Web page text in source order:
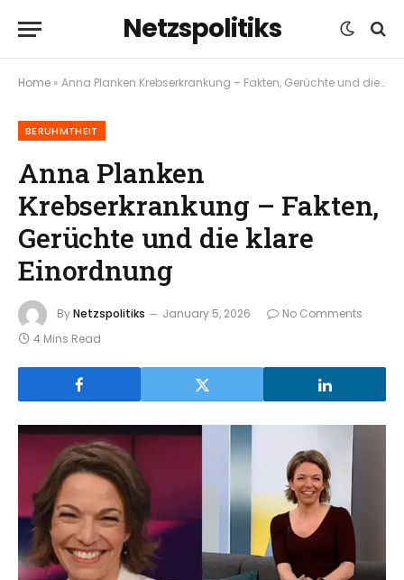
Netzspolitiks
Home » Anna Planken Krebserkrankung – Fakten, Gerüchte und die klare Einordnung
BERUHMTHEIT
Anna Planken
Krebserkrankung – Fakten,
Gerüchte und die klare
Einordnung
ByNetzspolitiks January 5, 2026
No Comments
4 Mins Read